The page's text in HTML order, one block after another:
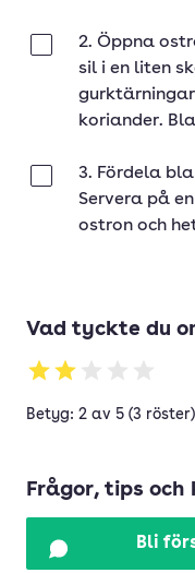
2. Öppna
sil i en liten
koriander.
3. Fördela
Servera på
ostron och
Vad tyckte du
Betyg: 2 av 5 (3 röster)
Frågor, tips och
Bli